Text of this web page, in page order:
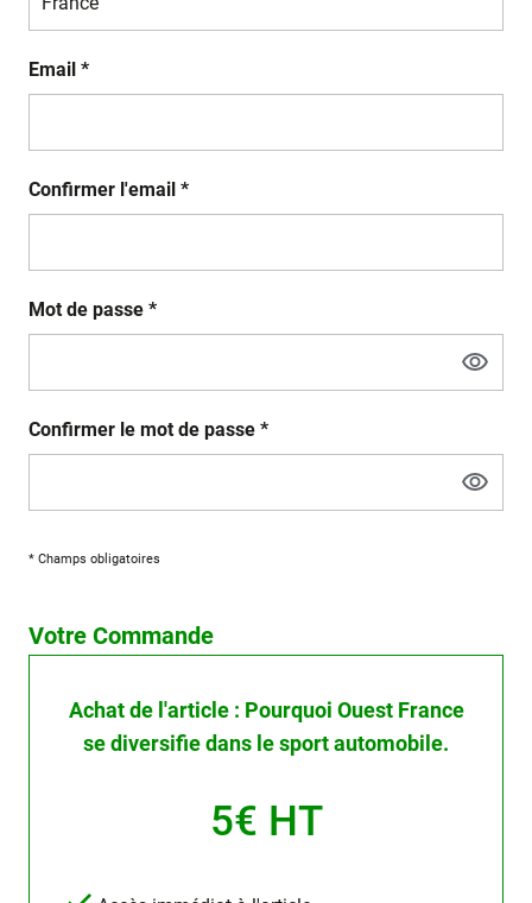
Email *
Confirmer l'email *
Mot de passe *
Confirmer le mot de passe *
* Champs obligatoires
Votre Commande
Achat de l'article : Pourquoi Ouest France
se diversifie dans le sport automobile.
5€ HT